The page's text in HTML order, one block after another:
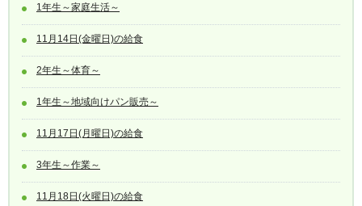
1年生～家庭生活～
11月14日(金曜日)の給食
2年生～体育～
1年生～地域向けパン販売～
11月17日(月曜日)の給食
3年生～作業～
11月18日(火曜日)の給食